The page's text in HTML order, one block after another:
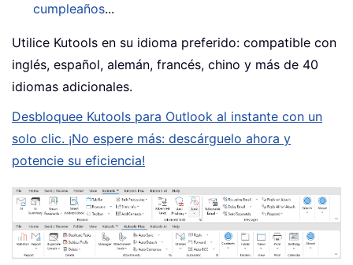
cumpleaños...
Utilice Kutools en su idioma preferido: compatible con
inglés, español, alemán, francés, chino y más de 40
idiomas adicionales.
Desbloquee Kutools para Outlook al instante con un
solo clic. ¡No espere más: descárguelo ahora y
potencie su eficiencia!